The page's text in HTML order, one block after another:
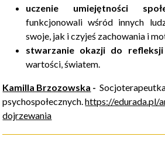
uczenie umiejętności
funkcjonowali wśród innych
swoje, jak i czyjeś zachowania i
stwarzanie okazji do
wartości, światem.
Kamilla Brzozowska -
psychospołecznych.https://edurada.pl/
dojrzewania